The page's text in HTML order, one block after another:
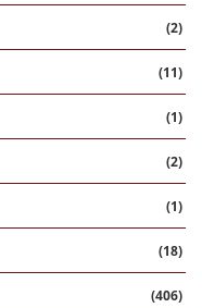
(2)
(11)
(1)
(2)
(1)
(18)
(406)